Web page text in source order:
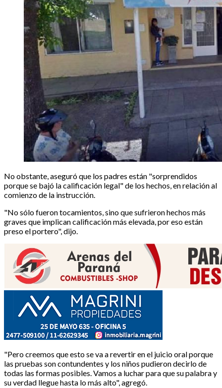
No obstante, aseguró que los padres están "sorprendidos
porque se bajó la calificación legal" de los hechos, en relación al
comienzo de la instrucción.
"No sólo fueron tocamientos, sino que sufrieron hechos más
graves que implican calificación más elevada, por eso están
preso el portero", dijo.
"Pero creemos que esto se va a revertir en el juicio oral porque
las pruebas son contundentes y los niños pudieron decirlo de
todas las formas posibles. Vamos a luchar para que su palabra y
su verdad llegue hasta lo más alto", agregó.